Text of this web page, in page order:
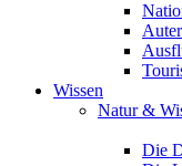
Wissen
Natur &
Die